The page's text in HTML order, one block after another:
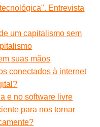
Entrevista
um capitalismo sem
suas mãos
conectados à internet
e no software livre
para nos tornar